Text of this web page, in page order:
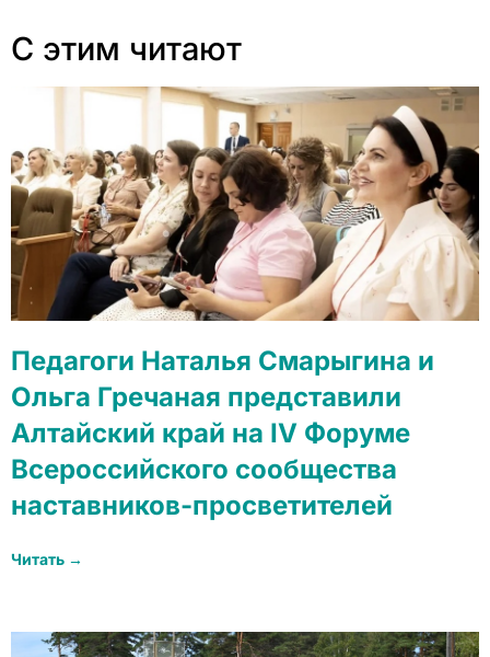
С этим читают
Педагоги Наталья Смарыгина и
Ольга Гречаная представили
Алтайский край на IV Форуме
Всероссийского сообщества
наставников-просветителей
Читать →